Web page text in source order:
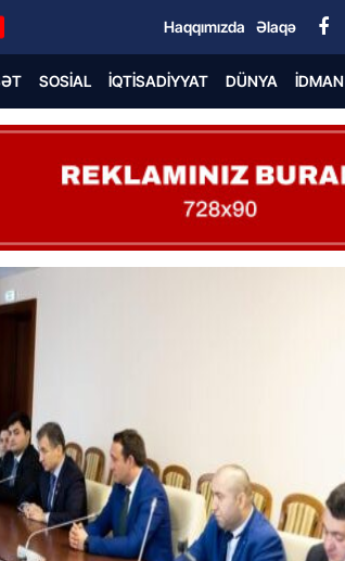
Haqqımızda Əlaqə
SOSIAL İQTISADIYYAT DÜNYA İDMAN